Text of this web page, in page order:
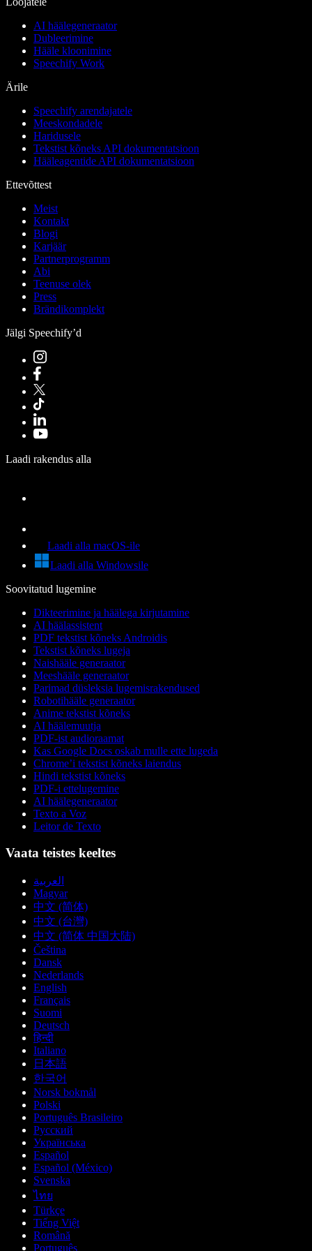
AI häälegeneraator
Dubleerimine
Hääle kloonimine
Speechify Work
Ärile
Speechify arendajatele
Meeskondadele
Haridusele
Tekstist kõneks API dokumentatsioon
Hääleagentide API dokumentatsioon
Ettevõttest
Meist
Kontakt
Blogi
Karjäär
Partnerprogramm
Abi
Teenuse olek
Press
Brändikomplekt
Jälgi Speechify’d
Laadi rakendus alla
Laadi alla macOS-ile
Laadi alla Windowsile
Soovitatud lugemine
Dikteerimine ja häälega kirjutamine
AI häälassistent
PDF tekstist kõneks Androidis
Tekstist kõneks lugeja
Naishääle generaator
Meeshääle generaator
Parimad düsleksia lugemisrakendused
Robotihääle generaator
Anime tekstist kõneks
AI häälemuutja
PDF-ist audioraamat
Kas Google Docs oskab mulle ette lugeda
Chrome’i tekstist kõneks laiendus
Hindi tekstist kõneks
PDF-i ettelugemine
AI häälegeneraator
Texto a Voz
Leitor de Texto
Vaata teistes keeltes
العربية
Magyar
中文 (简体)
中文 (台灣)
中文 (简体 中国大陆)
Čeština
Dansk
Nederlands
English
Français
Suomi
Deutsch
हिन्दी
Italiano
日本語
한국어
Norsk bokmål
Polski
Português Brasileiro
Русский
Українська
Español
Español (México)
Svenska
ไทย
Türkçe
Tiếng Việt
Română
Português